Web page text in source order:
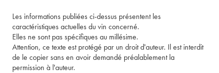
Les informations publiées ci-dessus présentent les
caractéristiques actuelles du vin concerné.
Elles ne sont pas spécifiques au millésime.
Attention, ce texte est protégé par un droit d'auteur. Il est interdit
de le copier sans en avoir demandé préalablement la
permission à l'auteur.